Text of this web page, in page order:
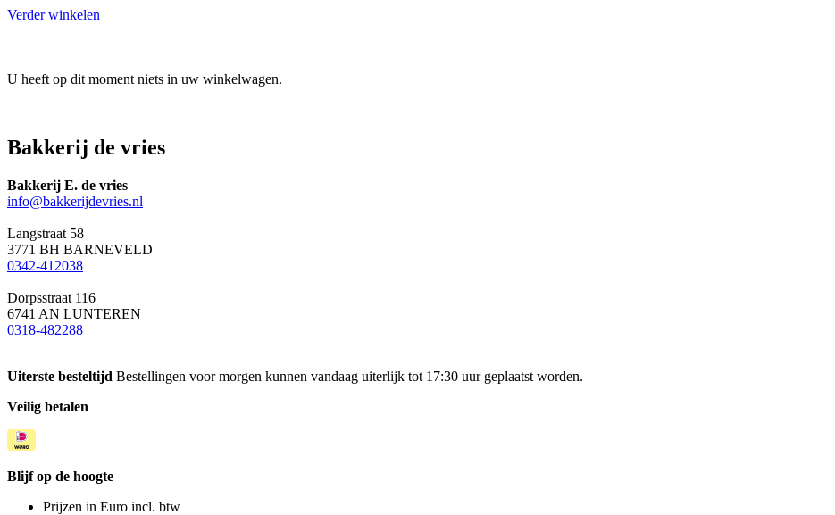
Verder winkelen
U heeft op dit moment niets in uw winkelwagen.
Bakkerij de vries
Bakkerij E. de vries
info@bakkerijdevries.nl
Langstraat 58
3771 BH BARNEVELD
0342-412038
Dorpsstraat 116
6741 AN LUNTEREN
0318-482288
Uiterste besteltijd Bestellingen voor morgen kunnen vandaag uiterlijk tot 17:30 uur geplaatst worden.
Veilig betalen
Blijf op de hoogte
Prijzen in Euro incl. btw